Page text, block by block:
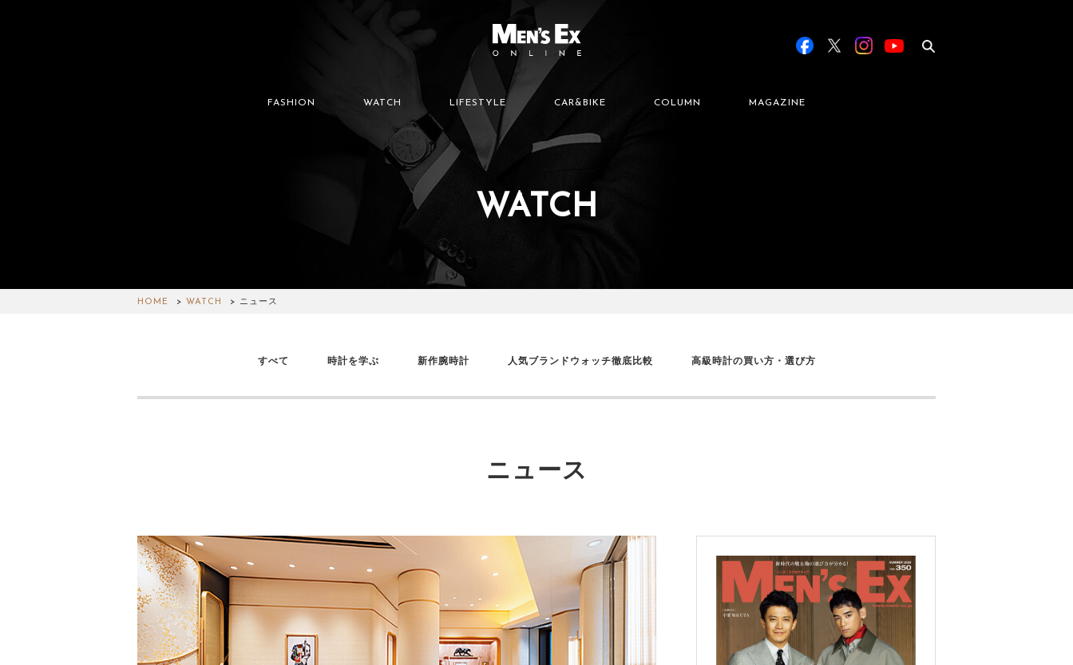
FASHION WATCH LIFESTYLE CAR&BIKE COLUMN MAGAZINE
WATCH
HOME WATCH ニュース
すべて 時計を学ぶ 新作腕時計 人気ブランドウォッチ徹底比較 高級時計の買い方・選び方
ニュース